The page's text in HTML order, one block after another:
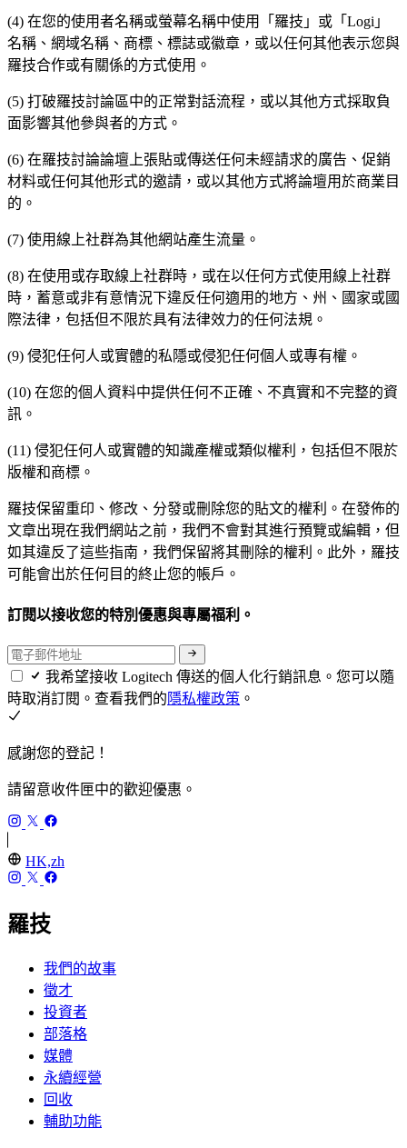
(4) 在您的使用者名稱或螢幕名稱中使用「羅技」或「Logi」
名稱、網域名稱、商標、標誌或徽章，或以任何其他表示您與
羅技合作或有關係的方式使用。
(5) 打破羅技討論區中的正常對話流程，或以其他方式採取負
面影響其他參與者的方式。
(6) 在羅技討論論壇上張貼或傳送任何未經請求的廣告、促銷
材料或任何其他形式的邀請，或以其他方式將論壇用於商業目
的。
(7) 使用線上社群為其他網站產生流量。
(8) 在使用或存取線上社群時，或在以任何方式使用線上社群
時，蓄意或非有意情況下違反任何適用的地方、州、國家或國
際法律，包括但不限於具有法律效力的任何法規。
(9) 侵犯任何人或實體的私隱或侵犯任何個人或專有權。
(10) 在您的個人資料中提供任何不正確、不真實和不完整的資
訊。
(11) 侵犯任何人或實體的知識產權或類似權利，包括但不限於
版權和商標。
羅技保留重印、修改、分發或刪除您的貼文的權利。在發佈的
文章出現在我們網站之前，我們不會對其進行預覽或編輯，但
如其違反了這些指南，我們保留將其刪除的權利。此外，羅技
可能會出於任何目的終止您的帳戶。
訂閱以接收您的特別優惠與專屬福利。
我希望接收 Logitech 傳送的個人化行銷訊息。您可以隨
時取消訂閱。查看我們的隱私權政策 。
感謝您的登記！
請留意收件匣中的歡迎優惠。
HK,zh
羅技
我們的故事
徵才
投資者
部落格
媒體
永續經營
回收
輔助功能